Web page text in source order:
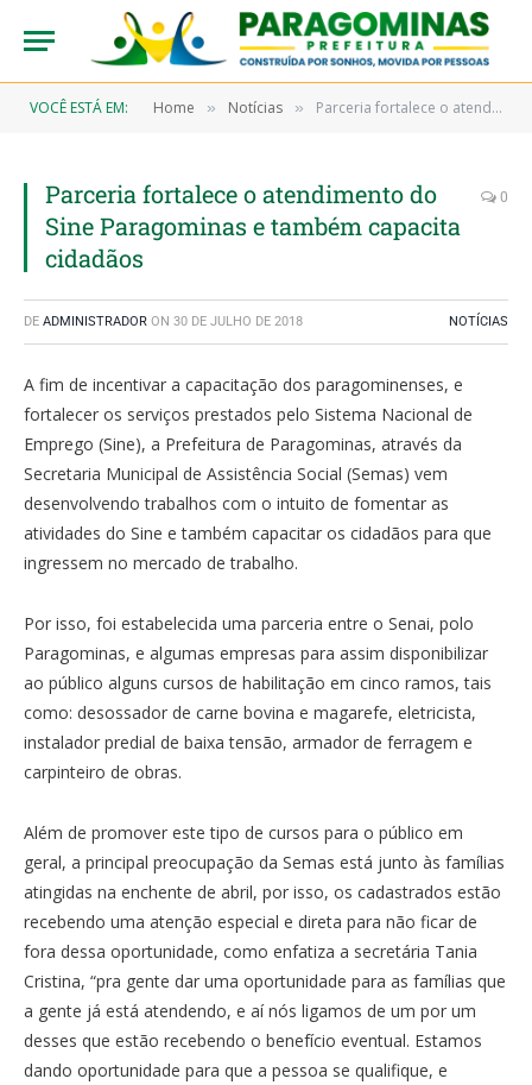
VOCÊ ESTÁ EM: Home » Notícias » Parceria fortalece o atendimento do Sine Paragominas e também capacita cidadãos
Parceria fortalece o atendimento do
Sine Paragominas e também capacita
cidadãos
0
DE ADMINISTRADOR ON 30 DE JULHO DE 2018 NOTÍCIAS
A fim de incentivar a capacitação dos paragominenses, e
fortalecer os serviços prestados pelo Sistema Nacional de
Emprego (Sine), a Prefeitura de Paragominas, através da
Secretaria Municipal de Assistência Social (Semas) vem
desenvolvendo trabalhos com o intuito de fomentar as
atividades do Sine e também capacitar os cidadãos para que
ingressem no mercado de trabalho.
Por isso, foi estabelecida uma parceria entre o Senai, polo
Paragominas, e algumas empresas para assim disponibilizar
ao público alguns cursos de habilitação em cinco ramos, tais
como: desossador de carne bovina e magarefe, eletricista,
instalador predial de baixa tensão, armador de ferragem e
carpinteiro de obras.
Além de promover este tipo de cursos para o público em
geral, a principal preocupação da Semas está junto às famílias
atingidas na enchente de abril, por isso, os cadastrados estão
recebendo uma atenção especial e direta para não ficar de
fora dessa oportunidade, como enfatiza a secretária Tania
Cristina, “pra gente dar uma oportunidade para as famílias que
a gente já está atendendo, e aí nós ligamos de um por um
desses que estão recebendo o benefício eventual. Estamos
dando oportunidade para que a pessoa se qualifique, e